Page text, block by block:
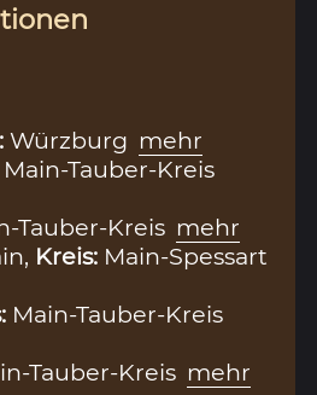
Würzburg mehr
Main-Tauber-Kreis
Tauber-Kreis mehr
Kreis: Main-Spessart
Main-Tauber-Kreis
Tauber-Kreis mehr